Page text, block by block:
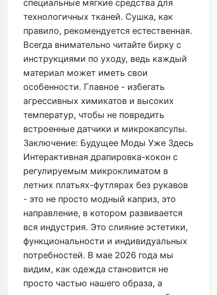
специальные мягкие средства для
технологичных тканей. Сушка, как
правило, рекомендуется естественная.
Всегда внимательно читайте бирку с
инструкциями по уходу, ведь каждый
материал может иметь свои
особенности. Главное - избегать
агрессивных химикатов и высоких
температур, чтобы не повредить
встроенные датчики и микрокапсулы.
Заключение: Будущее Моды Уже Здесь
Интерактивная драпировка-кокон с
регулируемым микроклиматом в
летних платьях-футлярах без рукавов
- это не просто модный каприз, это
направление, в котором развивается
вся индустрия. Это слияние эстетики,
функциональности и индивидуальных
потребностей. В мае 2026 года мы
видим, как одежда становится не
просто частью нашего образа, а